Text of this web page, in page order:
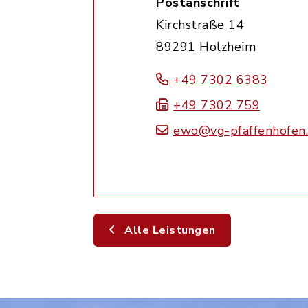
Kirchstraße 14
89291 Holzheim
+49 7302 6383
+49 7302 759
ewo@vg-
Alle Leistungen